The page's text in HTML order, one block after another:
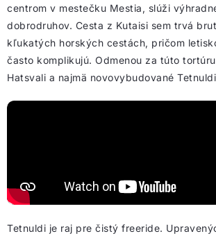
centrom v mestečku Mestia, slúži
dobrodruhov. Cesta z Kutaisi sem trvá
kľukatých horských cestách, pričom
často komplikujú. Odmenou za túto
Hatsvali a najmä novovybudované
Tetnuldi je raj pre čistý freeride.